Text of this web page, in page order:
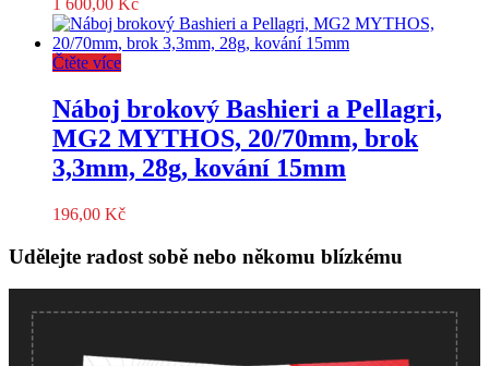
1 600,00 Kč
Čtěte více
Náboj brokový Bashieri a Pellagri,
MG2 MYTHOS, 20/70mm, brok
3,3mm, 28g, kování 15mm
196,00 Kč
Udělejte radost sobě nebo někomu blízkému